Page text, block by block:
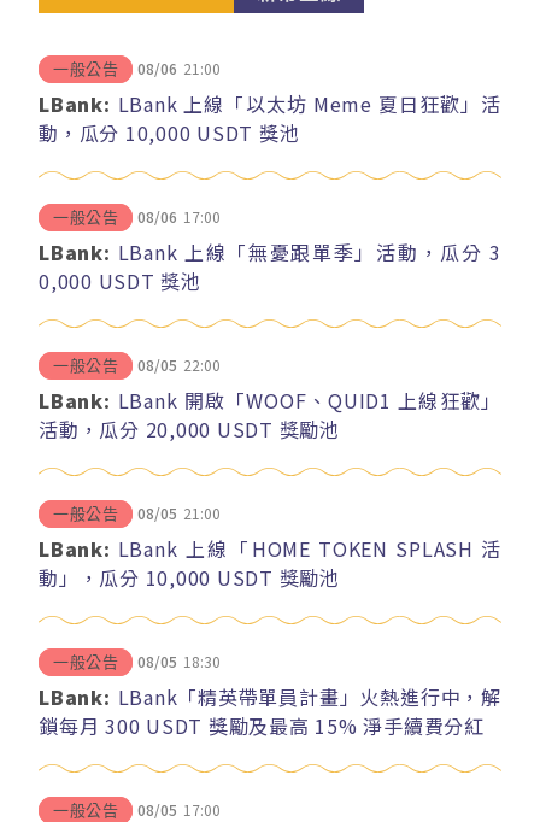
一般公告 08/06 21:00
LBank: LBank 上線「以太坊 Meme 夏日狂歡」活
動，瓜分 10,000 USDT 獎池
一般公告 08/06 17:00
LBank: LBank 上線「無憂跟單季」活動，瓜分 3
0,000 USDT 獎池
一般公告 08/05 22:00
LBank: LBank 開啟「WOOF、QUID1 上線狂歡」
活動，瓜分 20,000 USDT 獎勵池
一般公告 08/05 21:00
LBank: LBank 上線「HOME TOKEN SPLASH 活
動」，瓜分 10,000 USDT 獎勵池
一般公告 08/05 18:30
LBank: LBank「精英帶單員計畫」火熱進行中，解
鎖每月 300 USDT 獎勵及最高 15% 淨手續費分紅
一般公告 08/05 17:00